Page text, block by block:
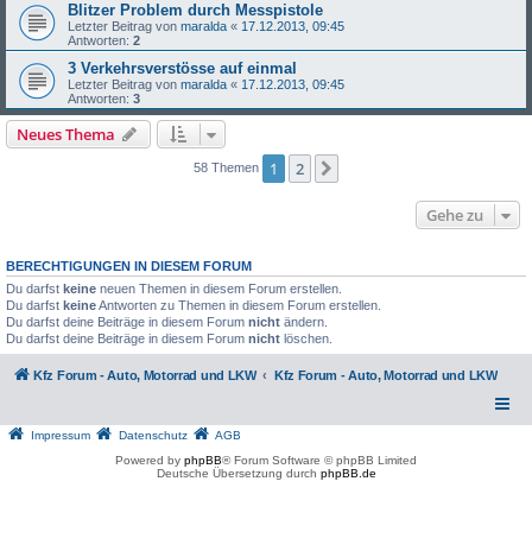
Blitzer Problem durch Messpistole
Letzter Beitrag von maralda « 17.12.2013, 09:45
Antworten: 2
3 Verkehrsverstösse auf einmal
Letzter Beitrag von maralda « 17.12.2013, 09:45
Antworten: 3
Neues Thema
58 Themen 1 2
Gehe zu
BERECHTIGUNGEN IN DIESEM FORUM
Du darfst keine neuen Themen in diesem Forum erstellen.
Du darfst keineAntworten zu Themen in diesem Forum erstellen.
Du darfst deine Beiträge in diesem Forum nicht ändern.
Du darfst deine Beiträge in diesem Forum nicht löschen.
Kfz Forum - Auto, Motorrad und LKW Kfz Forum - Auto, Motorrad und LKW
Impressum Datenschutz
AGB
Powered by phpBB® Forum Software © phpBB Limited
Deutsche Übersetzung durch phpBB.de